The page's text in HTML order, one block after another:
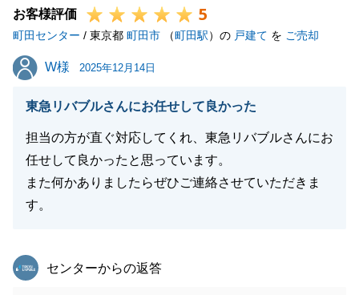
お客様評価 5
町田センター / 東京都 町田市 （町田駅）の 戸建て を ご売却
W様
W様 2025年12月14日
東急リバブルさんにお任せして良かった
担当の方が直ぐ対応してくれ、東急リバブルさんにお
任せして良かったと思っています。
また何かありましたらぜひご連絡させていただきま
す。
東急リバブル
センターからの返答